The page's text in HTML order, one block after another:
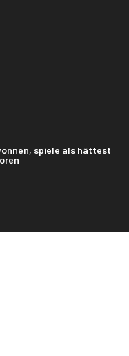
spiele als hättest